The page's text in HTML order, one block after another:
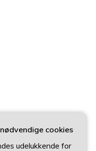
cookies
udelukkende for